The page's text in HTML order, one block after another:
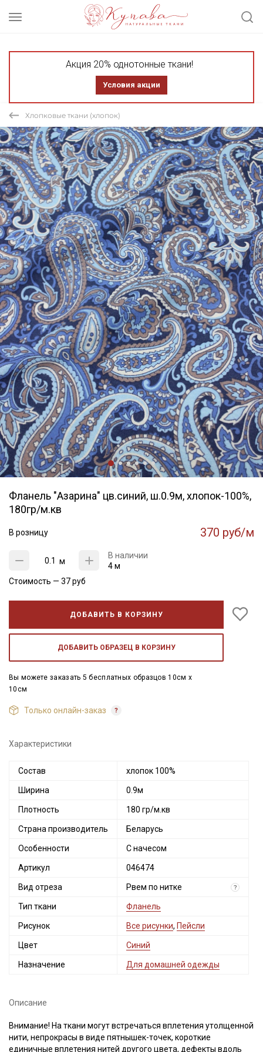
Акция 20% однотонные ткани!
Условия акции
Хлопковые ткани (хлопок)
Фланель "Азарина" цв.синий, ш.0.9м, хлопок-100%,
180гр/м.кв
В розницу 370 руб/м
м
В наличии
4 м
Стоимость — 37руб
ДОБАВИТЬ В КОРЗИНУ
ДОБАВИТЬ ОБРАЗЕЦ В КОРЗИНУ
Вы можете заказать 5 бесплатных образцов 10см x
10см
Только онлайн-заказ
Характеристики
Состав хлопок 100%
Ширина 0.9м
Плотность 180 гр/м.кв
Страна производитель Беларусь
Особенности С начесом
Артикул 046474
Вид отреза Рвем по нитке ?
Тип ткани Фланель
Рисунок Все рисунки, Пейсли
Цвет Синий
Назначение Для домашней одежды
Описание
Внимание! На ткани могут встречаться вплетения утолщенной
нити, непрокрасы в виде пятнышек-точек, короткие
единичные вплетения нитей другого цвета, дефекты вдоль
Секретная рассылка от Купава
Мы публикуем здесь дополнительные
промокоды и скидки до 30% на узкие
категории тканей
Электронная почта